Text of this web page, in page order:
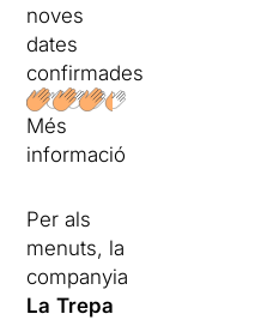
noves
dates
confirmades
Més
informació
Per als
menuts, la
companyia
La Trepa